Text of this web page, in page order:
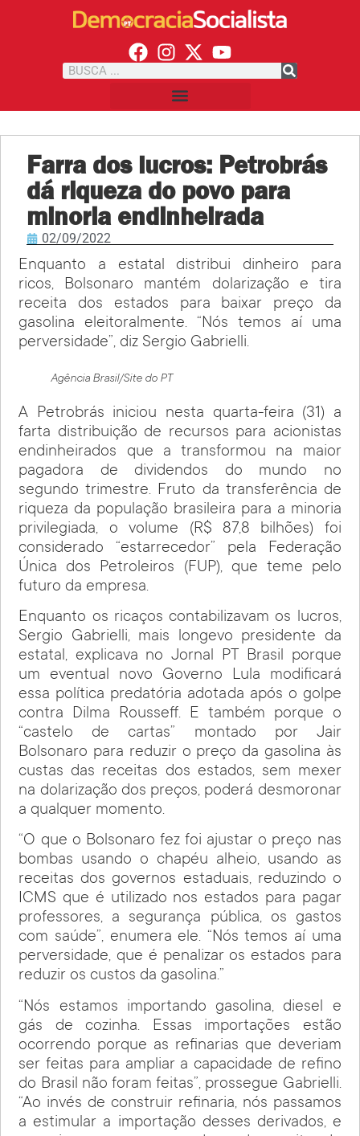
Farra dos lucros: Petrobrás
dá riqueza do povo para
minoria endinheirada
02/09/2022
Enquanto a estatal distribui dinheiro para
ricos, Bolsonaro mantém dolarização e tira
receita dos estados para baixar preço da
gasolina eleitoralmente. “Nós temos aí uma
perversidade”, diz Sergio Gabrielli.
Agência Brasil/Site do PT
A Petrobrás iniciou nesta quarta-feira (31) a
farta distribuição de recursos para acionistas
endinheirados que a transformou na maior
pagadora de dividendos do mundo no
segundo trimestre. Fruto da transferência de
riqueza da população brasileira para a minoria
privilegiada, o volume (R$ 87,8 bilhões) foi
considerado “estarrecedor” pela Federação
Única dos Petroleiros (FUP), que teme pelo
futuro da empresa.
Enquanto os ricaços contabilizavam os lucros,
Sergio Gabrielli, mais longevo presidente da
estatal, explicava no Jornal PT Brasil porque
um eventual novo Governo Lula modificará
essa política predatória adotada após o golpe
contra Dilma Rousseff. E também porque o
“castelo de cartas” montado por Jair
Bolsonaro para reduzir o preço da gasolina às
custas das receitas dos estados, sem mexer
na dolarização dos preços, poderá desmoronar
a qualquer momento.
“O que o Bolsonaro fez foi ajustar o preço nas
bombas usando o chapéu alheio, usando as
receitas dos governos estaduais, reduzindo o
ICMS que é utilizado nos estados para pagar
professores, a segurança pública, os gastos
com saúde”, enumera ele. “Nós temos aí uma
perversidade, que é penalizar os estados para
reduzir os custos da gasolina.”
“Nós estamos importando gasolina, diesel e
gás de cozinha. Essas importações estão
ocorrendo porque as refinarias que deveriam
ser feitas para ampliar a capacidade de refino
do Brasil não foram feitas”, prossegue Gabrielli.
“Ao invés de construir refinaria, nós passamos
a estimular a importação desses derivados, e